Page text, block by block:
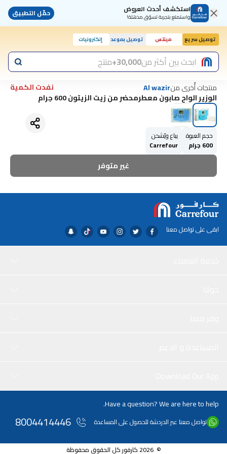
استكشف أحدث العروض
واستمتع بتجربة تسوّق مذهلة! حمّل التطبيق
توصيل سريع مينتس توصيل بموعد إلكترونيات
ابحث بين أكثر من30,000+ منتج
منتجات أُخرى منAl wazir
نفدت الكمية
الوزير الواح صابون معطرمحضر من زيت الزيتون 600 جرام
حجم العبوة
600 جرام
يباع ويُشحن
Carrefour
غير متوفر
ابقى على تواصل معنا
Have a question? We are here to help.
تواصل معنا عبر الدردشة للحصول على المساعدة 8004414446
© 2026 كارفور كل الحقوق محفوظة